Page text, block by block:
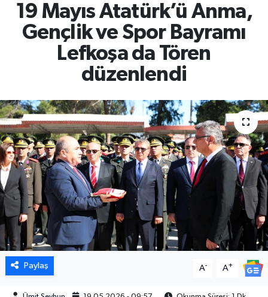
19 Mayıs Atatürk’ü Anma,
Gençlik ve Spor Bayramı
Lefkoşa da Tören
düzenlendi
Paylaş A- A+
Son Dakika Haberleri
Haber Arşivi